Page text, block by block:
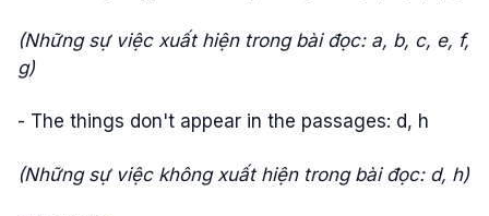
(Những sự việc xuất hiện trong bài đọc: a, b, c, e, f,
g)
- The things don't appear in the passages: d, h
(Những sự việc không xuất hiện trong bài đọc: d, h)